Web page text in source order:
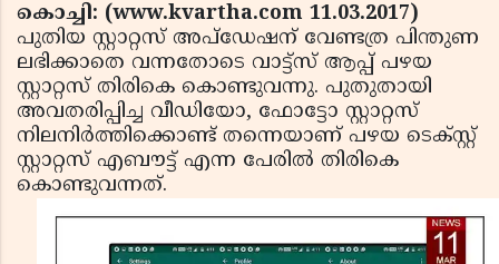
കൊച്ചി: (www.kvartha.com 11.03.2017)
പുതിയ സ്റ്റാറ്റസ് അപ്‌ഡേഷന് വേണ്ടത്ര പിന്തുണ
ലഭിക്കാതെ വന്നതോടെ വാട്ട്‌സ് ആപ്പ് പഴയ
സ്റ്റാറ്റസ് തിരികെ കൊണ്ടുവന്നു. പുതുതായി
അവതരിപ്പിച്ച വീഡിയോ, ഫോട്ടോ സ്റ്റാറ്റസ്
നിലനിര്‍ത്തിക്കൊണ്ട് തന്നെയാണ് പഴയ ടെക്സ്റ്റ്
സ്റ്റാറ്റസ് എബൗട്ട് എന്ന പേരില്‍ തിരികെ
കൊണ്ടുവന്നത്.